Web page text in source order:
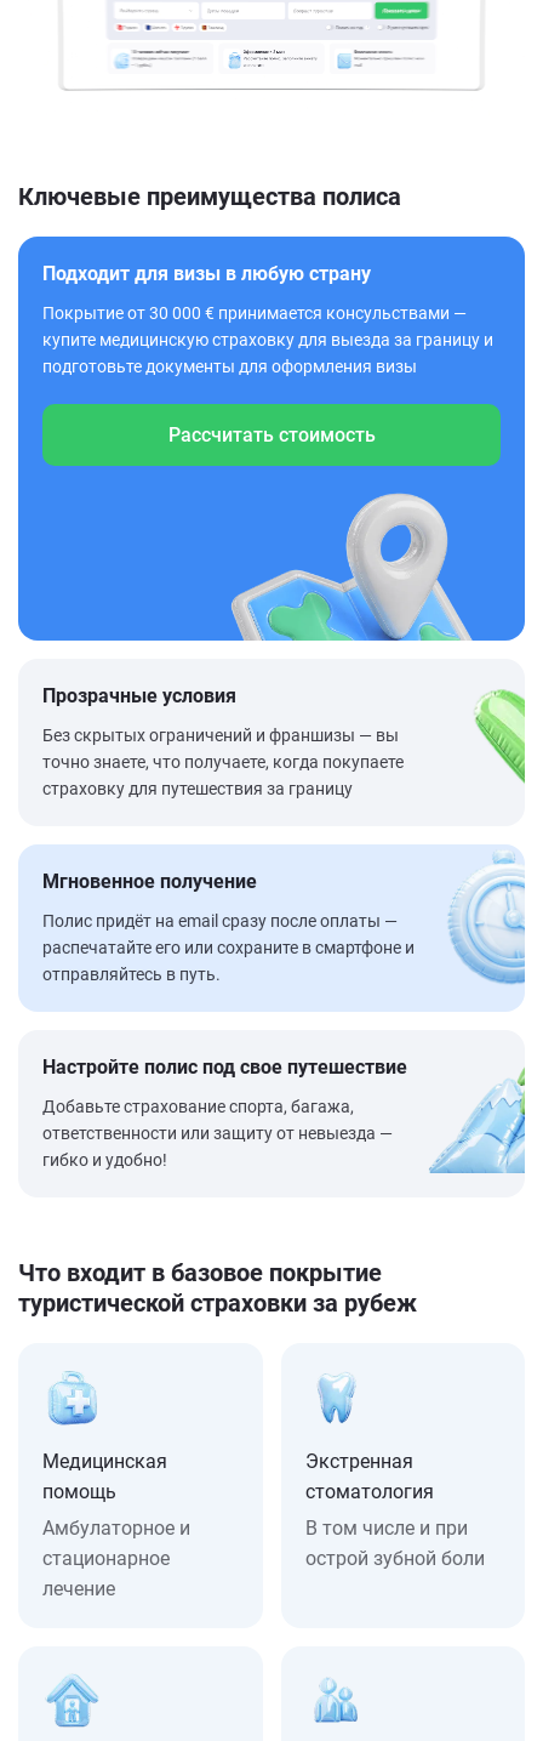
Ключевые преимущества полиса
Подходит для визы в любую страну
Покрытие от 30 000 € принимается консульствами —
купите медицинскую страховку для выезда за границу и
подготовьте документы для оформления визы
Рассчитать стоимость
Прозрачные условия
Без скрытых ограничений и франшизы — вы
точно знаете, что получаете, когда покупаете
страховку для путешествия за границу
Мгновенное получение
Полис придёт на email сразу после оплаты —
распечатайте его или сохраните в смартфоне и
отправляйтесь в путь.
Настройте полис под свое путешествие
Добавьте страхование спорта, багажа,
ответственности или защиту от невыезда —
гибко и удобно!
Что входит в базовое покрытие
туристической страховки за рубеж
Медицинская
помощь
Амбулаторное и
стационарное
лечение
Экстренная
стоматология
В том числе и при
острой зубной боли